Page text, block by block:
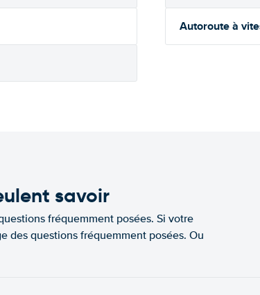
Autoroute à
savoir
fréquemment posées. Si votre
des questions fréquemment posées. Ou